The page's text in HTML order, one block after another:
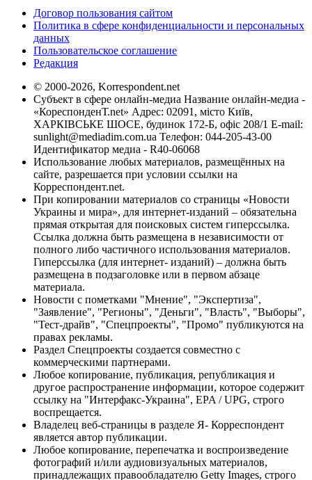
Договор пользования сайтом
Политика в сфере конфиденциальности и персональных
данных
Пользовательское соглашение
Редакция
© 2000-2026, Korrespondent.net
Субъект в сфере онлайн-медиа Название онлайн-медиа -
«КореспонденТ.net» Адрес: 02091, місто Київ,
ХАРКІВСЬКЕ ШОСЕ, будинок 172-Б, офіс 208/1 E-mail:
sunlight@mediadim.com.ua Телефон: 044-205-43-00
Идентификатор медиа - R40-06068
Использование любых материалов, размещённых на
сайте, разрешается при условии ссылки на
Корреспондент.net.
При копировании материалов со страницы «Новости
Украины и мира», для интернет-изданий – обязательна
прямая открытая для поисковых систем гиперссылка.
Ссылка должна быть размещена в независимости от
полного либо частичного использования материалов.
Гиперссылка (для интернет- изданий) – должна быть
размещена в подзаголовке или в первом абзаце
материала.
Новости с пометками "Мнение", "Экспертиза",
"Заявление", "Регионы", "Деньги", "Власть", "Выборы",
"Тест-драйв", "Спецпроекты", "Промо" публикуются на
правах рекламы.
Раздел Спецпроекты создается совместно с
коммерческими партнерами.
Любое копирование, публикация, републикация и
другое распространение информации, которое содержит
ссылку на "Интерфакс-Украина", EPA / UPG, строго
воспрещается.
Владелец веб-страницы в разделе Я- Корреспондент
является автор публикации.
Любое копирование, перепечатка и воспроизведение
фотографий и/или аудиовизуальных материалов,
принадлежащих правообладателю Getty Images, строго